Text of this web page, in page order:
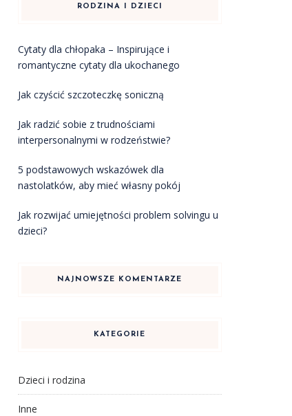
RODZINA I DZIECI
Cytaty dla chłopaka – Inspirujące i
romantyczne cytaty dla ukochanego
Jak czyścić szczoteczkę soniczną
Jak radzić sobie z trudnościami
interpersonalnymi w rodzeństwie?
5 podstawowych wskazówek dla
nastolatków, aby mieć własny pokój
Jak rozwijać umiejętności problem solvingu u
dzieci?
NAJNOWSZE KOMENTARZE
KATEGORIE
Dzieci i rodzina
Inne